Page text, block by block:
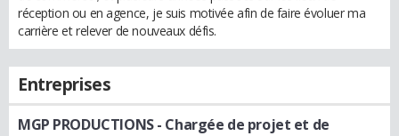
réception ou en agence, je suis motivée afin de faire évoluer ma
carrière et relever de nouveaux défis.
Entreprises
MGP PRODUCTIONS- Chargée de projet et de